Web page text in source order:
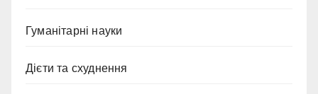
Гуманітарні науки
Дієти та схуднення